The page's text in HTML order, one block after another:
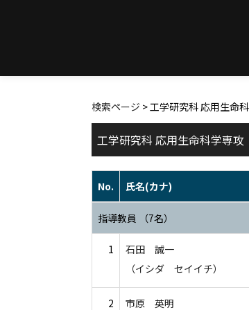
検索ページ > 工学研究科 応用生命
工学研究科 応用生命科学専
No. 氏名(カナ)
指導教員 （7名）
1
石田 誠一
（イシダ セイイチ）
2
市原 英明